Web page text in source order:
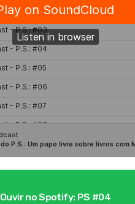
Ouvir no Spotify: PS #04